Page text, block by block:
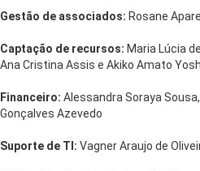
Gestão de associados: Rosane
Captação de recursos: Maria Lúcia
Ana Cristina Assis e Akiko Amato
Financeiro: Alessandra Soraya
Gonçalves Azevedo
Suporte de TI: Vagner Araujo de